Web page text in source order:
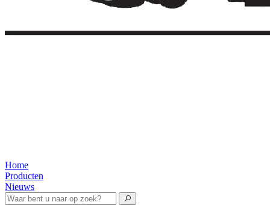
Home
Producten
Nieuws